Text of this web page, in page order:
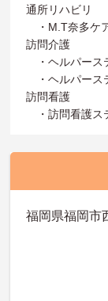
通所リハビリ
・M.T奈多ケ
訪問介護
・ヘルパース
・ヘルパース
訪問看護
・訪問看護ス
福岡県福岡市